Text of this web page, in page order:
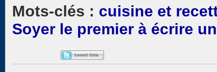
cuisine et
Soyer le premier à écrire